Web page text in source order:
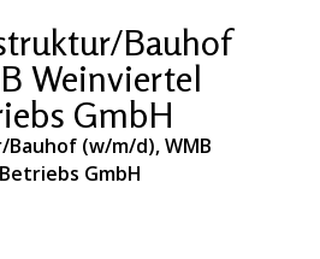
Bauhof
Weinviertel
GmbH
(w/m/d), WMB
GmbH